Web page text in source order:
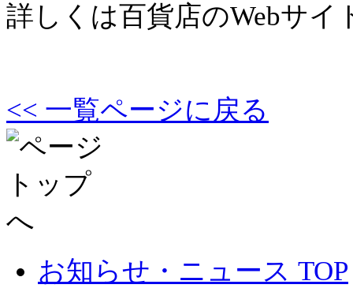
詳しくは百貨店のWebサ
<< 一覧ページに戻る
お知らせ・ニュース TOP